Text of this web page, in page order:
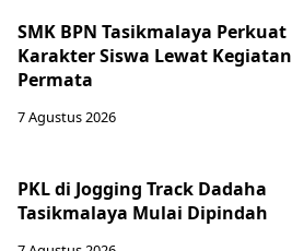
SMK BPN Tasikmalaya Perkuat
Karakter Siswa Lewat Kegiatan
Permata
7 Agustus 2026
PKL di Jogging Track Dadaha
Tasikmalaya Mulai Dipindah